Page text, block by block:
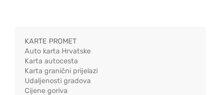
KARTE PROMET
Auto karta Hrvatske
Karta autocesta
Karta granični prijelazi
Udaljenosti gradova
Cijene goriva